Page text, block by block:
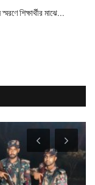
শিক্ষার্থীর মাঝে...